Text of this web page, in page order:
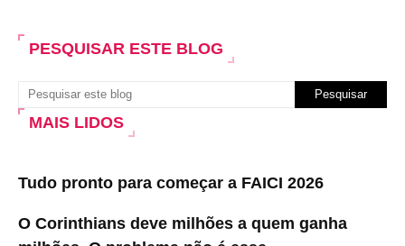
PESQUISAR ESTE BLOG
MAIS LIDOS
Tudo pronto para começar a FAICI 2026
O Corinthians deve milhões a quem ganha